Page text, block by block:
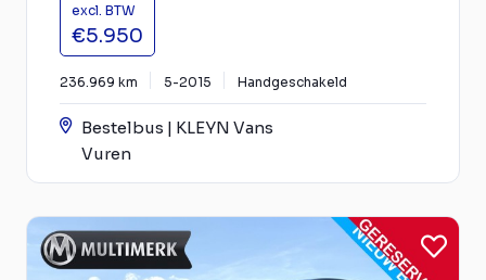
excl. BTW
€5.950
236.969 km 5-2015 Handgeschakeld
Bestelbus | KLEYN Vans
Vuren